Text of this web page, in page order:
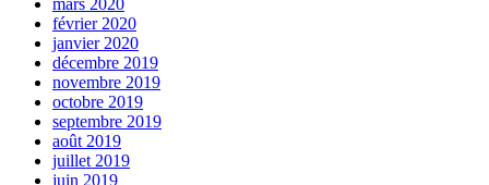
mars 2020
février 2020
janvier 2020
décembre 2019
novembre 2019
octobre 2019
septembre 2019
août 2019
juillet 2019
juin 2019